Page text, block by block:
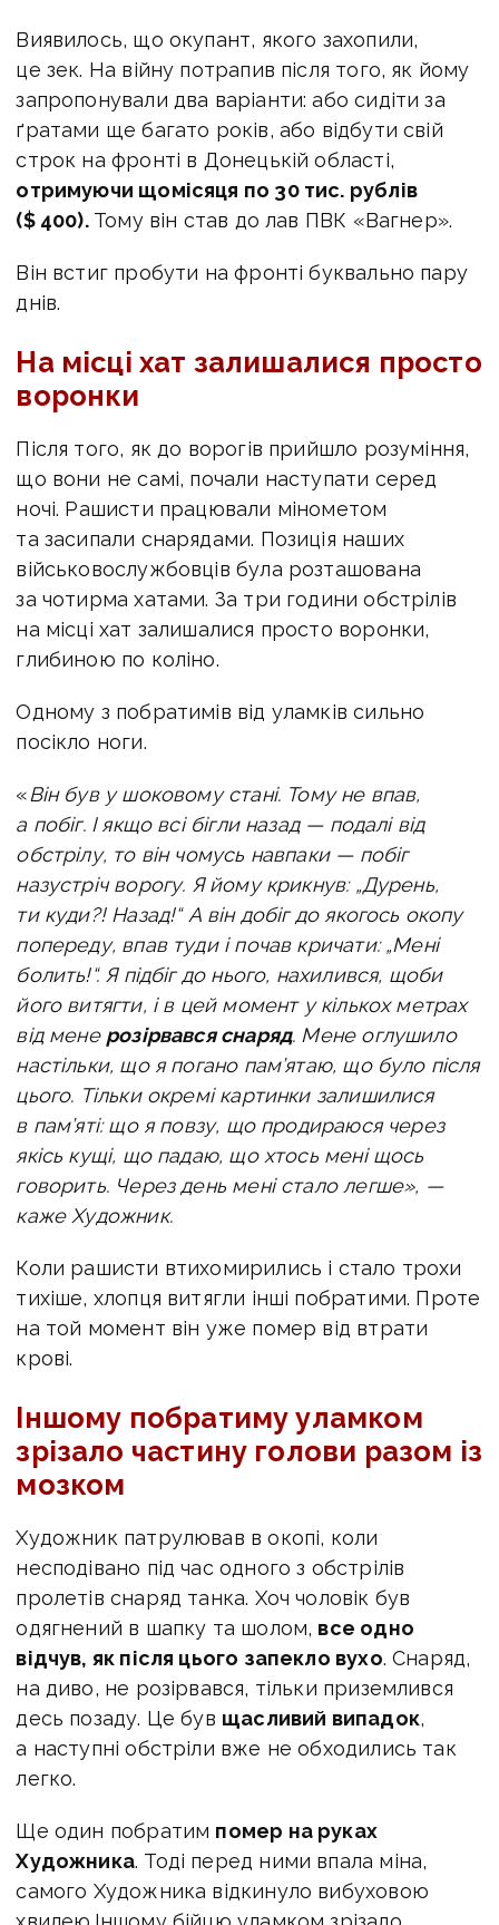
Виявилось, що окупант, якого захопили,
це зек. На війну потрапив після того, як йому
запропонували два варіанти: або сидіти за
ґратами ще багато років, або відбути свій
строк на фронті в Донецькій області,
отримуючи щомісяця по 30 тис. рублів
($ 400). Тому він став до лав ПВК «Вагнер».
Він встиг пробути на фронті буквально пару
днів.
На місці хат залишалися просто
воронки
Після того, як до ворогів прийшло розуміння,
що вони не самі, почали наступати серед
ночі. Рашисти працювали мінометом
та засипали снарядами. Позиція наших
військовослужбовців була розташована
за чотирма хатами. За три години обстрілів
на місці хат залишалися просто воронки,
глибиною по коліно.
Одному з побратимів від уламків сильно
посікло ноги.
«Він був у шоковому стані. Тому не впав,
а побіг. І якщо всі бігли назад — подалі від
обстрілу, то він чомусь навпаки — побіг
назустріч ворогу. Я йому крикнув: „Дурень,
ти куди?! Назад!“ А він добіг до якогось окопу
попереду, впав туди і почав кричати: „Мені
болить!“. Я підбіг до нього, нахилився, щоби
його витягти, і в цей момент у кількох метрах
від мене розірвався снаряд. Мене оглушило
настільки, що я погано пам’ятаю, що було після
цього. Тільки окремі картинки залишилися
в пам’яті: що я повзу, що продираюся через
якісь кущі, що падаю, що хтось мені щось
говорить. Через день мені стало легше», —
каже Художник.
Коли рашисти втихомирились і стало трохи
тихіше, хлопця витягли інші побратими. Проте
на той момент він уже помер від втрати
крові.
Іншому побратиму уламком
зрізало частину голови разом із
мозком
Художник патрулював в окопі, коли
несподівано під час одного з обстрілів
пролетів снаряд танка. Хоч чоловік був
одягнений в шапку та шолом, все одно
відчув, як після цього запекло вухо. Снаряд,
на диво, не розірвався, тільки приземлився
десь позаду. Це був щасливий випадок,
а наступні обстріли вже не обходились так
легко.
Ще один побратим помер на руках
Художника. Тоді перед ними впала міна,
самого Художника відкинуло вибуховою